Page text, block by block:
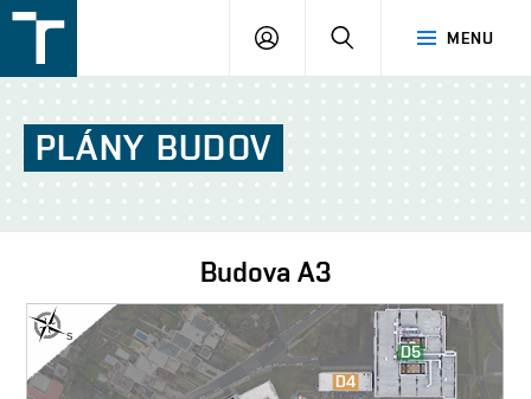
v
Brně
MENU
PŘIHLÁŠENÍ
PLÁNY BUDOV
Budova A3